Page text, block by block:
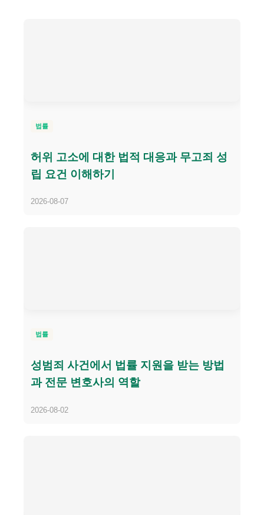
법률
허위 고소에 대한 법적 대응과 무고죄 성
립 요건 이해하기
2026-08-07
법률
성범죄 사건에서 법률 지원을 받는 방법
과 전문 변호사의 역할
2026-08-02